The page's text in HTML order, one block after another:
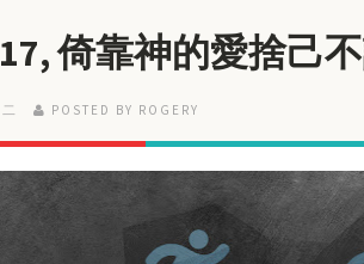
倚靠神的愛捨己
POSTED BY ROGERY